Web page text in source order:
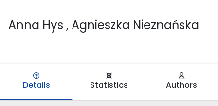
Anna Hys , Agnieszka Nieznańska
Details Statistics Authors